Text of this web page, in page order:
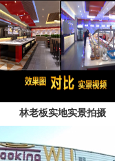
林老板实地实景拍摄